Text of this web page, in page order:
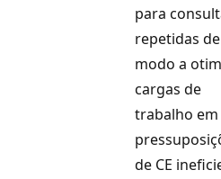
para
repetidas de
modo a
cargas de
trabalho
de CE